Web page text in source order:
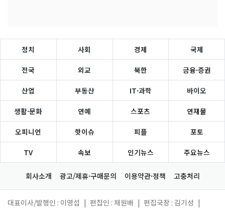
정치 사회 경제 국제
전국 외교 북한 금융·증권
산업 부동산 IT·과학 바이오
생활·문화 연예 스포츠 연재물
오피니언 핫이슈 피플 포토
TV 속보 인기뉴스 주요뉴스
회사소개 광고/제휴·구매문의 이용약관·정책 고충처리
대표이사/발행인 : 이영섭 편집인 : 채원배 편집국장 : 김기성